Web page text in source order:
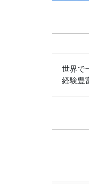
世界で
経験豊